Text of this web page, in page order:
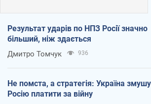
Результат ударів по НПЗ Росії значно
більший, ніж здається
Дмитро Томчук 936
Не помста, а стратегія: Україна
Росію платити за війну